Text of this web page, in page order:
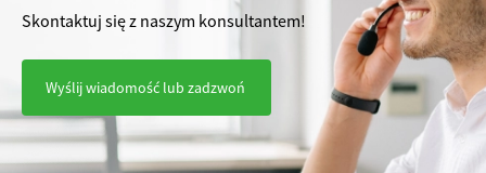
Skontaktuj się z naszym konsultantem!
Wyślij wiadomość lub zadzwoń